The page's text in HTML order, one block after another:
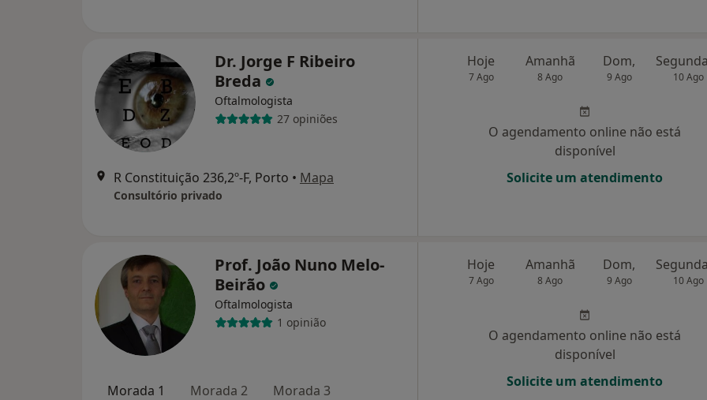
Dr. Jorge F Ribeiro
Breda
Oftalmologista
27 opiniões
R Constituição 236,2º-F, Porto • Mapa
Consultório privado
Hoje
7 Ago
Amanhã
8 Ago
Dom,
9 Ago 10 Ago
O agendamento online não está
disponível
Solicite um atendimento
Prof. João Nuno Melo-
Beirão
Oftalmologista
1 opinião
Morada 1 Morada 2 Morada 3
Hoje
7 Ago
Amanhã
8 Ago
Dom,
9 Ago 10 Ago
O agendamento online não está
disponível
Solicite um atendimento